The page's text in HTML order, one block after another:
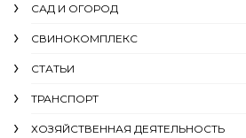
САД И ОГОРОД
СВИНОКОМПЛЕКС
СТАТЬИ
ТРАНСПОРТ
ХОЗЯЙСТВЕННАЯ ДЕЯТЕЛЬНОСТЬ